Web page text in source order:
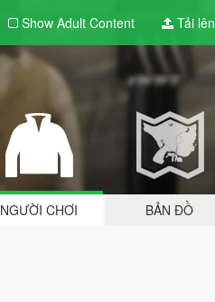
Show Adult Content Tải lên
NGƯỜI CHƠI BẢN ĐỒ